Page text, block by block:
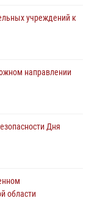
учреждений к
направлении
Дня
области